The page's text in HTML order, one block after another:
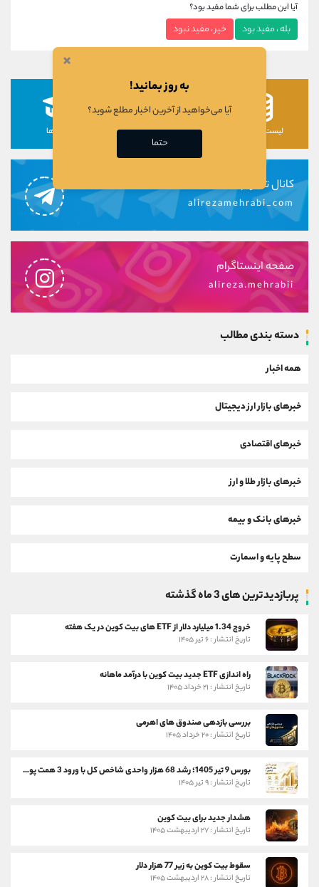
آیا این مطلب برای شما مفید بود؟
بله ، مفید بود خیر ، مفید نبود
لیست رمزارزها لیست سهام ها دوره ها
کانال تلگرام
alirezamehrabi_com
صفحه اینستاگرام
alireza.mehrabii
دسته بندی مطالب
همه اخبار
خبرهای بازار ارز دیجیتال
خبرهای اقتصادی
خبرهای بازار طلا و ارز
خبرهای بانک و بیمه
سطح پایه و اسمارت
پربازدیدترین های 3 ماه گذشته
خروج 1.34 میلیارد دلار از ETF های بیت کوین در یک هفته
تاریخ انتشار : ۶ تیر ۱۴۰۵
راه اندازی ETF جدید بیت کوین با درآمد ماهانه
تاریخ انتشار : ۲۱ خرداد ۱۴۰۵
بررسی بازدهی صندوق های اهرمی
تاریخ انتشار : ۲۰ خرداد ۱۴۰۵
بورس 9 تیر 1405؛ رشد 68 هزار واحدی شاخص کل با ورود 3 همت پول حقیقی
تاریخ انتشار : ۹ تیر ۱۴۰۵
هشدار جدید برای بیت کوین
تاریخ انتشار : ۲۷ اردیبهشت ۱۴۰۵
سقوط بیت کوین به زیر 77 هزار دلار
تاریخ انتشار : ۲۸ اردیبهشت ۱۴۰۵
×
به روز بمانید!
آیا می‌خواهید از آخرین اخبار مطلع شوید؟
حتما